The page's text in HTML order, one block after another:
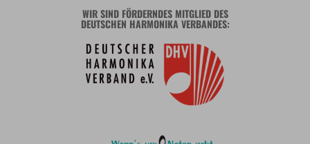
WIR SIND FÖRDERNDES MITGLIED DES
DEUTSCHEN HARMONIKA VERBANDES: